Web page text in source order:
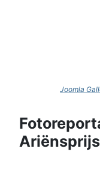
Joomla